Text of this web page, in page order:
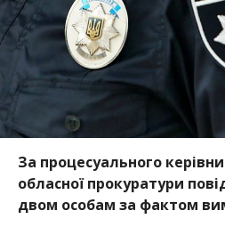
За процесуального
обласної прокуратури
двом особам за фактом